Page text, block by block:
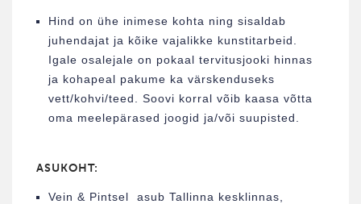
Hind on ühe inimese kohta ning sisaldab
juhendajat ja kõike vajalikke kunstitarbeid.
Igale osalejale on pokaal tervitusjooki hinnas
ja kohapeal pakume ka värskenduseks
vett/kohvi/teed. Soovi korral võib kaasa võtta
oma meelepärased joogid ja/või suupisted.
ASUKOHT:
Vein & Pintsel asub Tallinna kesklinnas,